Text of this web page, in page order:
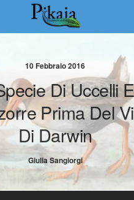
10 Febbraio 2016
Di Uccelli
Prima Del
Di Darwin
Giulia Sangiorgi